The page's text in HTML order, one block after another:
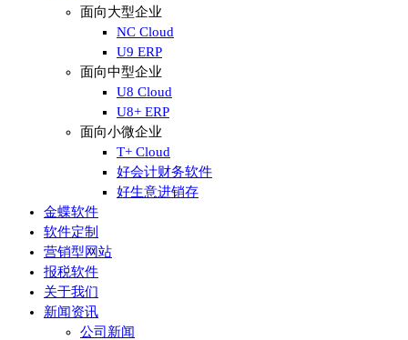
面向大型企业
NC Cloud
U9 ERP
面向中型企业
U8 Cloud
U8+ ERP
面向小微企业
T+ Cloud
好会计财务软件
好生意进销存
金蝶软件
软件定制
营销型网站
报税软件
关于我们
新闻资讯
公司新闻